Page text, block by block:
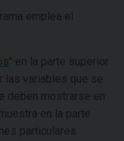
emplea el
" en la parte superior
las variables que se
deben mostrarse en
en la parte
particulares